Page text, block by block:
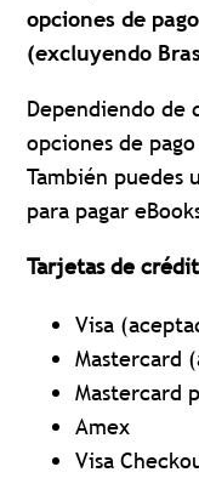
opciones de
(excluyendo
Dependiendo de
opciones de
También puedes
para pagar
Tarjetas de
Visa
Mastercard
Mastercard
Amex
Visa